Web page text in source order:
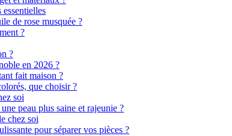
essentielles
de rose musquée ?
?
?
en 2026 ?
fait maison ?
que choisir ?
soi
peau plus saine et rajeunie ?
chez soi
pour séparer vos pièces ?